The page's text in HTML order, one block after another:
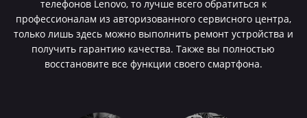
телефонов Lenovo, то лучше всего обратиться к
профессионалам из авторизованного сервисного центра,
только лишь здесь можно выполнить ремонт устройства и
получить гарантию качества. Также вы полностью
восстановите все функции своего смартфона.